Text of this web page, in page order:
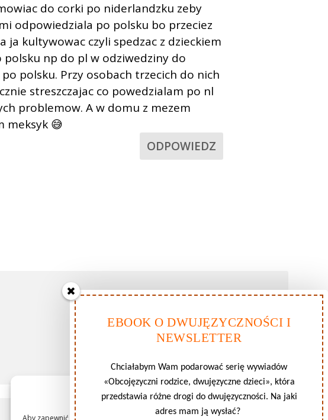
Zarządzaj zgodami plików cookie
Aby zapewnić jak najlepsze wrażenia, korzystamy z technologii, takich jak pliki cookie,
do corki po niderlandzku zeby
odpowiedziala po polsku bo przeciez
kultywowac czyli spedzac z dzieckiem
np do pl w odziwedziny do
polsku. Przy osobach trzecich do nich
streszczajac co powedzialam po nl
problemow. A w domu z mezem
meksyk 😅
ODPOWIEDZ
EBOOK O DWUJĘZYCZNOŚCI I
NEWSLETTER
Chciałabym Wam podarować serię wywiadów
«Obcojęzyczni rodzice, dwujęzyczne dzieci», która
przedstawia różne drogi do dwujęzyczności. Na jaki
adres mam ją wysłać?